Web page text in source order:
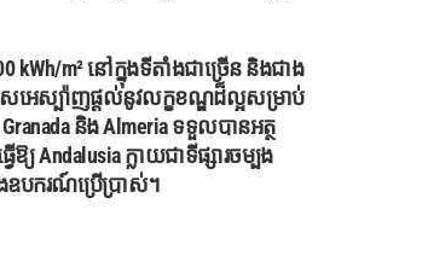
kWh/m² នៅក្នុងទីតាំងជាច្រើន និងជាង
េសអេស្ប៉ាញផ្តល់នូវលក្ខខណ្ឌដ៏ល្អសម្រាប់
និង Almeria ទទួលបានអត្ថ
Andalusia ក្លាយជាទីផ្សារចម្បង
ឧបករណ៍ប្រើប្រាស់។